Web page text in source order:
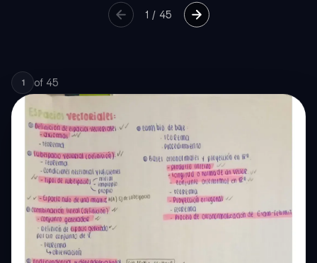
1 / 45
1 of 45